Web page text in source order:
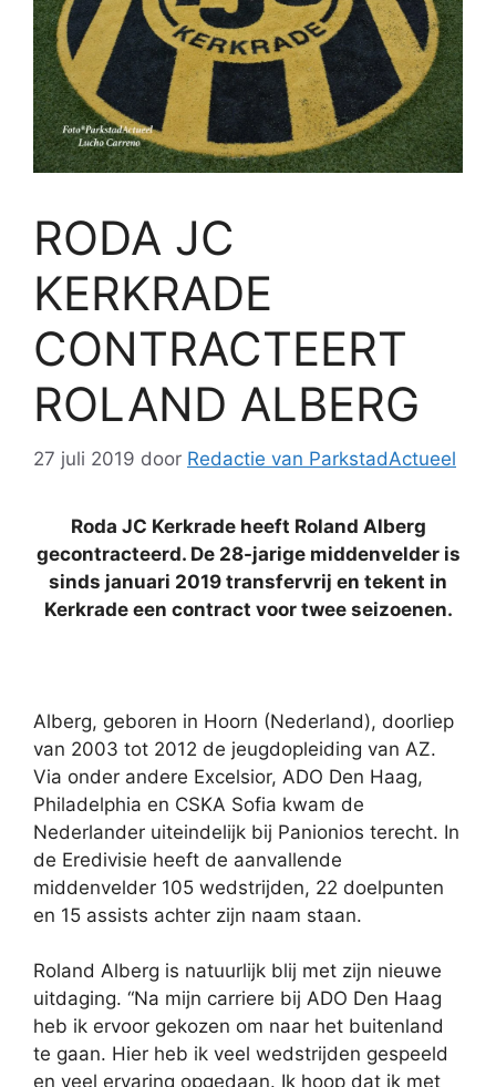
RODA JC
KERKRADE
CONTRACTEERT
ROLAND ALBERG
27 juli 2019 door Redactie van ParkstadActueel
Roda JC Kerkrade heeft Roland Alberg
gecontracteerd. De 28-jarige middenvelder is
sinds januari 2019 transfervrij en tekent in
Kerkrade een contract voor twee seizoenen.
Alberg, geboren in Hoorn (Nederland), doorliep
van 2003 tot 2012 de jeugdopleiding van AZ.
Via onder andere Excelsior, ADO Den Haag,
Philadelphia en CSKA Sofia kwam de
Nederlander uiteindelijk bij Panionios terecht. In
de Eredivisie heeft de aanvallende
middenvelder 105 wedstrijden, 22 doelpunten
en 15 assists achter zijn naam staan.
Roland Alberg is natuurlijk blij met zijn nieuwe
uitdaging. “Na mijn carriere bij ADO Den Haag
heb ik ervoor gekozen om naar het buitenland
te gaan. Hier heb ik veel wedstrijden gespeeld
en veel ervaring opgedaan. Ik hoop dat ik met